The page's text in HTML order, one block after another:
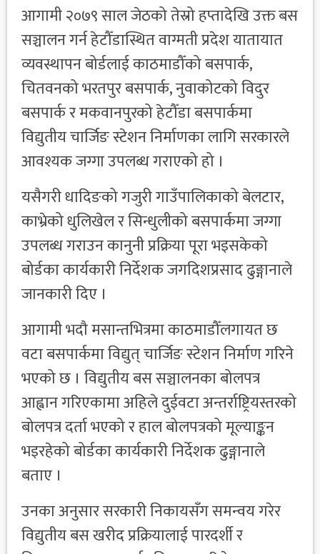
आगामी २०७९ साल जेठको तेस्रो हप्तादेखि उक्त बस
सञ्चालन गर्न हेटौँडास्थित वाग्मती प्रदेश यातायात
व्यवस्थापन बोर्डलाई काठमाडौँको बसपार्क,
चितवनको भरतपुर बसपार्क, नुवाकोटको विदुर
बसपार्क र मकवानपुरको हेटौँडा बसपार्कमा
विद्युतीय चार्जिङ स्टेशन निर्माणका लागि सरकारले
आवश्यक जग्गा उपलब्ध गराएको हो ।
यसैगरी धादिङको गजुरी गाउँपालिकाको बेलटार,
काभ्रेको धुलिखेल र सिन्धुलीको बसपार्कमा जग्गा
उपलब्ध गराउन कानुनी प्रक्रिया पूरा भइसकेको
बोर्डका कार्यकारी निर्देशक जगदिशप्रसाद ढुङ्गानाले
जानकारी दिए ।
आगामी भदौ मसान्तभित्रमा काठमाडौँलगायत छ
वटा बसपार्कमा विद्युत् चार्जिङ स्टेशन निर्माण गरिने
भएको छ । विद्युतीय बस सञ्चालनका बोलपत्र
आह्वान गरिएकामा अहिले दुईवटा अन्तर्राष्ट्रियस्तरको
बोलपत्र दर्ता भएको र हाल बोलपत्रको मूल्याङ्कन
भइरहेको बोर्डका कार्यकारी निर्देशक ढुङ्गानाले
बताए ।
उनका अनुसार सरकारी निकायसँग समन्वय गरेर
विद्युतीय बस खरीद प्रक्रियालाई पारदर्शी र